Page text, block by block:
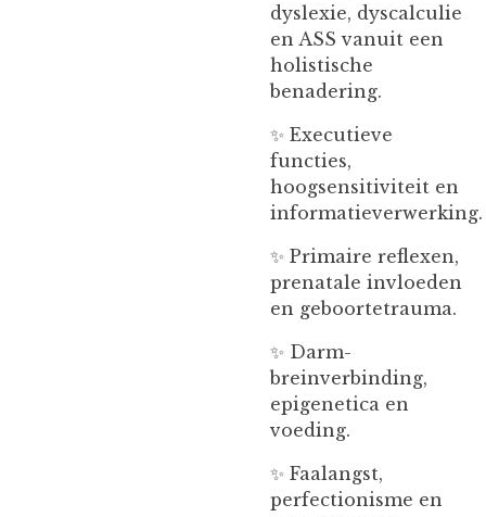
dyslexie, dyscalculie
en ASS vanuit een
holistische
benadering.
✨ Executieve
functies,
hoogsensitiviteit en
informatieverwerking.
✨ Primaire reflexen,
prenatale invloeden
en geboortetrauma.
✨ Darm-
breinverbinding,
epigenetica en
voeding.
✨ Faalangst,
perfectionisme en